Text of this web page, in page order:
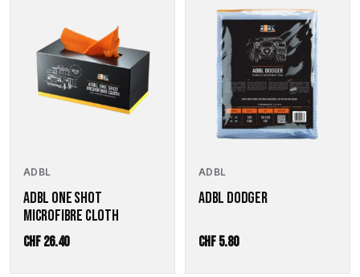
ADBL
ADBL ONE SHOT
MICROFIBRE CLOTH
CHF26.40
ADBL
ADBL DODGER
CHF5.80